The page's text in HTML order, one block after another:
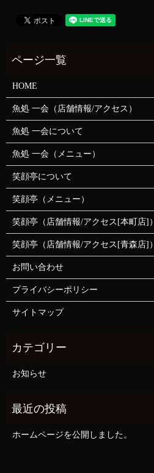
HOME
魚処 一会（店舗情報/アクセス）
魚処 一会について
魚処 一会（メニュー）
笑顔亭について
笑顔亭（メニュー）
笑顔亭（店舗情報/アクセス[本町店]）
笑顔亭（店舗情報/アクセス[青森店]）
お問い合わせ
プライバシーポリシー
サイトマップ
お知らせ
ホームページを公開しました。